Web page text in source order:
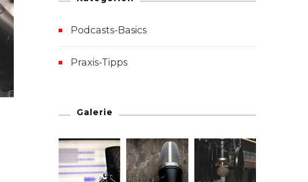
Podcasts-Basics
Praxis-Tipps
Galerie